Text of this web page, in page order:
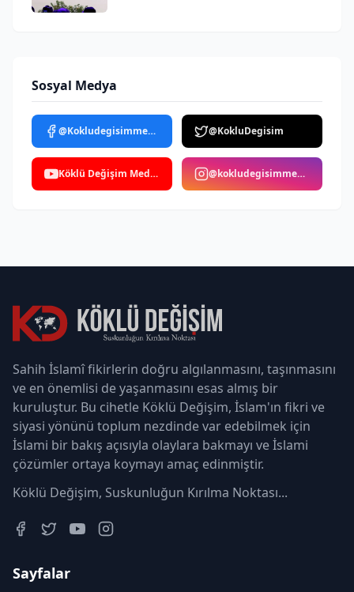
Sosyal Medya
@Kokludegisimmedya @KokluDegisim
Köklü Değişim Medya @kokludegisimmedya
Sahih İslamî fikirlerin doğru algılanmasını, taşınmasını
ve en önemlisi de yaşanmasını esas almış bir
kuruluştur. Bu cihetle Köklü Değişim, İslam'ın fikri ve
siyasi yönünü toplum nezdinde var edebilmek için
İslami bir bakış açısıyla olaylara bakmayı ve İslami
çözümler ortaya koymayı amaç edinmiştir.
Köklü Değişim, Suskunluğun Kırılma Noktası...
Sayfalar